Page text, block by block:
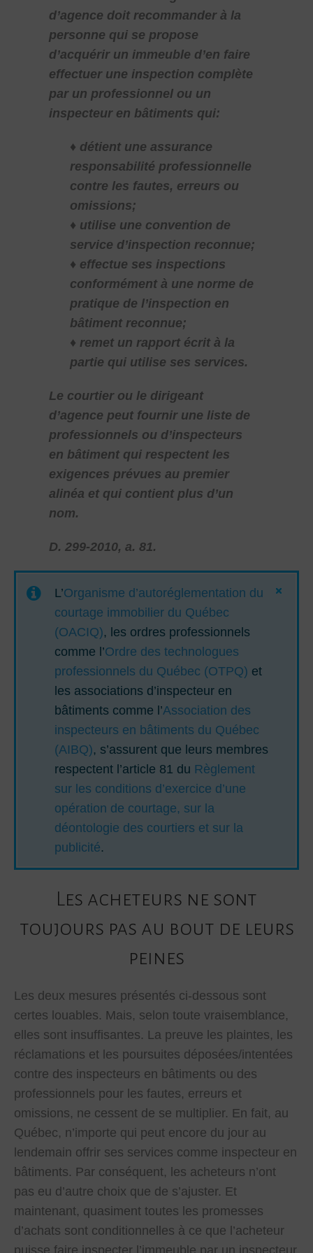
d’agence doit recommander à la
personne qui se propose
d’acquérir un immeuble d’en faire
effectuer une inspection complète
par un professionnel ou un
inspecteur en bâtiments qui:
♦ détient une assurance
responsabilité professionnelle
contre les fautes, erreurs ou
omissions;
♦ utilise une convention de
service d’inspection reconnue;
♦ effectue ses inspections
conformément à une norme de
pratique de l’inspection en
bâtiment reconnue;
♦ remet un rapport écrit à la
partie qui utilise ses services.
Le courtier ou le dirigeant
d’agence peut fournir une liste de
professionnels ou d’inspecteurs
en bâtiment qui respectent les
exigences prévues au premier
alinéa et qui contient plus d’un
nom.
D. 299-2010, a. 81.
L’Organisme d’autoréglementation du
courtage immobilier du Québec
(OACIQ), les ordres professionnels
comme l’Ordre des technologues
professionnels du Québec (OTPQ) et
les associations d’inspecteur en
bâtiments comme l’Association des
inspecteurs en bâtiments du Québec
(AIBQ), s’assurent que leurs membres
respectent l’article 81 du Règlement
sur les conditions d’exercice d’une
opération de courtage, sur la
déontologie des courtiers et sur la
publicité.
Les acheteurs ne sont
toujours pas au bout de leurs
peines
Les deux mesures présentés ci-dessous sont
certes louables. Mais, selon toute vraisemblance,
elles sont insuffisantes. La preuve les plaintes, les
réclamations et les poursuites déposées/intentées
contre des inspecteurs en bâtiments ou des
professionnels pour les fautes, erreurs et
omissions, ne cessent de se multiplier. En fait, au
Québec, n’importe qui peut encore du jour au
lendemain offrir ses services comme inspecteur en
bâtiments. Par conséquent, les acheteurs n’ont
pas eu d’autre choix que de s’ajuster. Et
maintenant, quasiment toutes les promesses
d’achats sont conditionnelles à ce que l’acheteur
puisse faire inspecter l’immeuble par un inspecteur